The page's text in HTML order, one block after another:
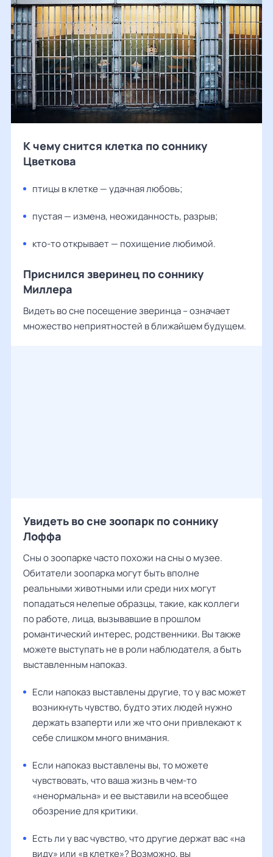
К чему снится клетка по соннику
Цветкова
птицы в клетке — удачная любовь;
пустая — измена, неожиданность, разрыв;
кто-то открывает — похищение любимой.
Приснился зверинец по соннику
Миллера
Видеть во сне посещение зверинца – означает
множество неприятностей в ближайшем будущем.
Увидеть во сне зоопарк по соннику
Лоффа
Сны о зоопарке часто похожи на сны о музее.
Обитатели зоопарка могут быть вполне
реальными животными или среди них могут
попадаться нелепые образцы, такие, как коллеги
по работе, лица, вызывавшие в прошлом
романтический интерес, родственники. Вы также
можете выступать не в роли наблюдателя, а быть
выставленным напоказ.
Если напоказ выставлены другие, то у вас может
возникнуть чувство, будто этих людей нужно
держать взаперти или же что они привлекают к
себе слишком много внимания.
Если напоказ выставлены вы, то можете
чувствовать, что ваша жизнь в чем-то
«ненормальна» и ее выставили на всеобщее
обозрение для критики.
Есть ли у вас чувство, что другие держат вас «на
виду» или «в клетке»? Возможно, вы